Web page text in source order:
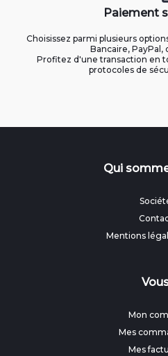
Paiement
Choisissez parmi plusieurs
Bancaire, PayPal,
Profitez d'une transaction en
protocoles de
Qui
Mentions
Mon
Mes
Mes